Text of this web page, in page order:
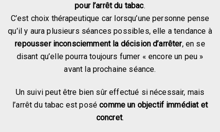
pour l’arrêt du tabac.
C’est choix thérapeutique car lorsqu’une personne pense
qu’il y aura plusieurs séances possibles, elle a tendance à
repousser inconsciemment la décision d’arrêter, en se
disant qu’elle pourra toujours fumer « encore un peu »
avant la prochaine séance.
Un suivi peut être bien sûr effectué si nécessair, mais
l’arrêt du tabac est posécomme un objectif immédiat et
concret.